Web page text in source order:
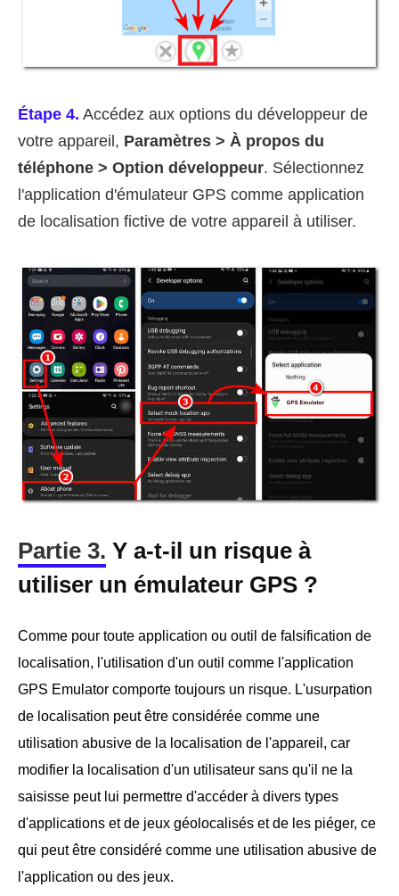
Étape 4. Accédez aux options du développeur de
votre appareil, Paramètres > À propos du
téléphone > Option développeur. Sélectionnez
l'application d'émulateur GPS comme application
de localisation fictive de votre appareil à utiliser.
Partie 3. Y a-t-il un risque à
utiliser un émulateur GPS ?
Comme pour toute application ou outil de falsification de
localisation, l'utilisation d'un outil comme l'application
GPS Emulator comporte toujours un risque. L'usurpation
de localisation peut être considérée comme une
utilisation abusive de la localisation de l'appareil, car
modifier la localisation d'un utilisateur sans qu'il ne la
saisisse peut lui permettre d'accéder à divers types
d'applications et de jeux géolocalisés et de les piéger, ce
qui peut être considéré comme une utilisation abusive de
l'application ou des jeux.